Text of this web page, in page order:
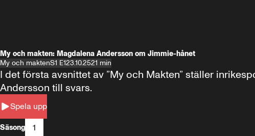
My och makten: Magdalena Andersson om Jimmie-hånet
My och maktenS1 E123.10.2521 min
Spela upp
I det första avsnittet av ”My och Makten” ställer
Andersson till svars.
Säsong 1